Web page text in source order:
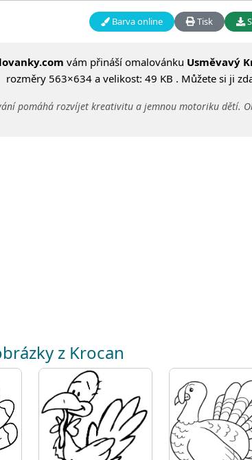
Barva online Tisk
vám přináší omalovánku Usměvavý
rozměry 563×634 a velikost: 49 KB . Můžete si ji
pomáhá rozvíjet kreativitu a jemnou motoriku dětí.
z Krocan